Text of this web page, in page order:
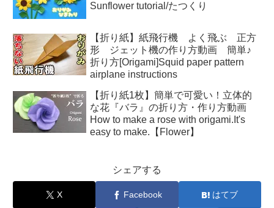
Sunflower tutorial/たつくり
【折り紙】紙飛行機 よく飛ぶ 正方
形 ジェット機の作り方動画 簡単♪
折り方[Origami]Squid paper pattern
airplane instructions
【折り紙1枚】簡単で可愛い！立体的
な花『バラ』の折り方・作り方動画
How to make a rose with origami.It's
easy to make.【Flower】
シェアする
X Facebook はてブ